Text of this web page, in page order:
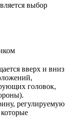
выбор
вверх и вниз
головок,
регулируемую